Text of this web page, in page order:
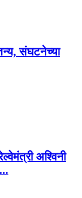
संघटनेच्या
अश्विनी